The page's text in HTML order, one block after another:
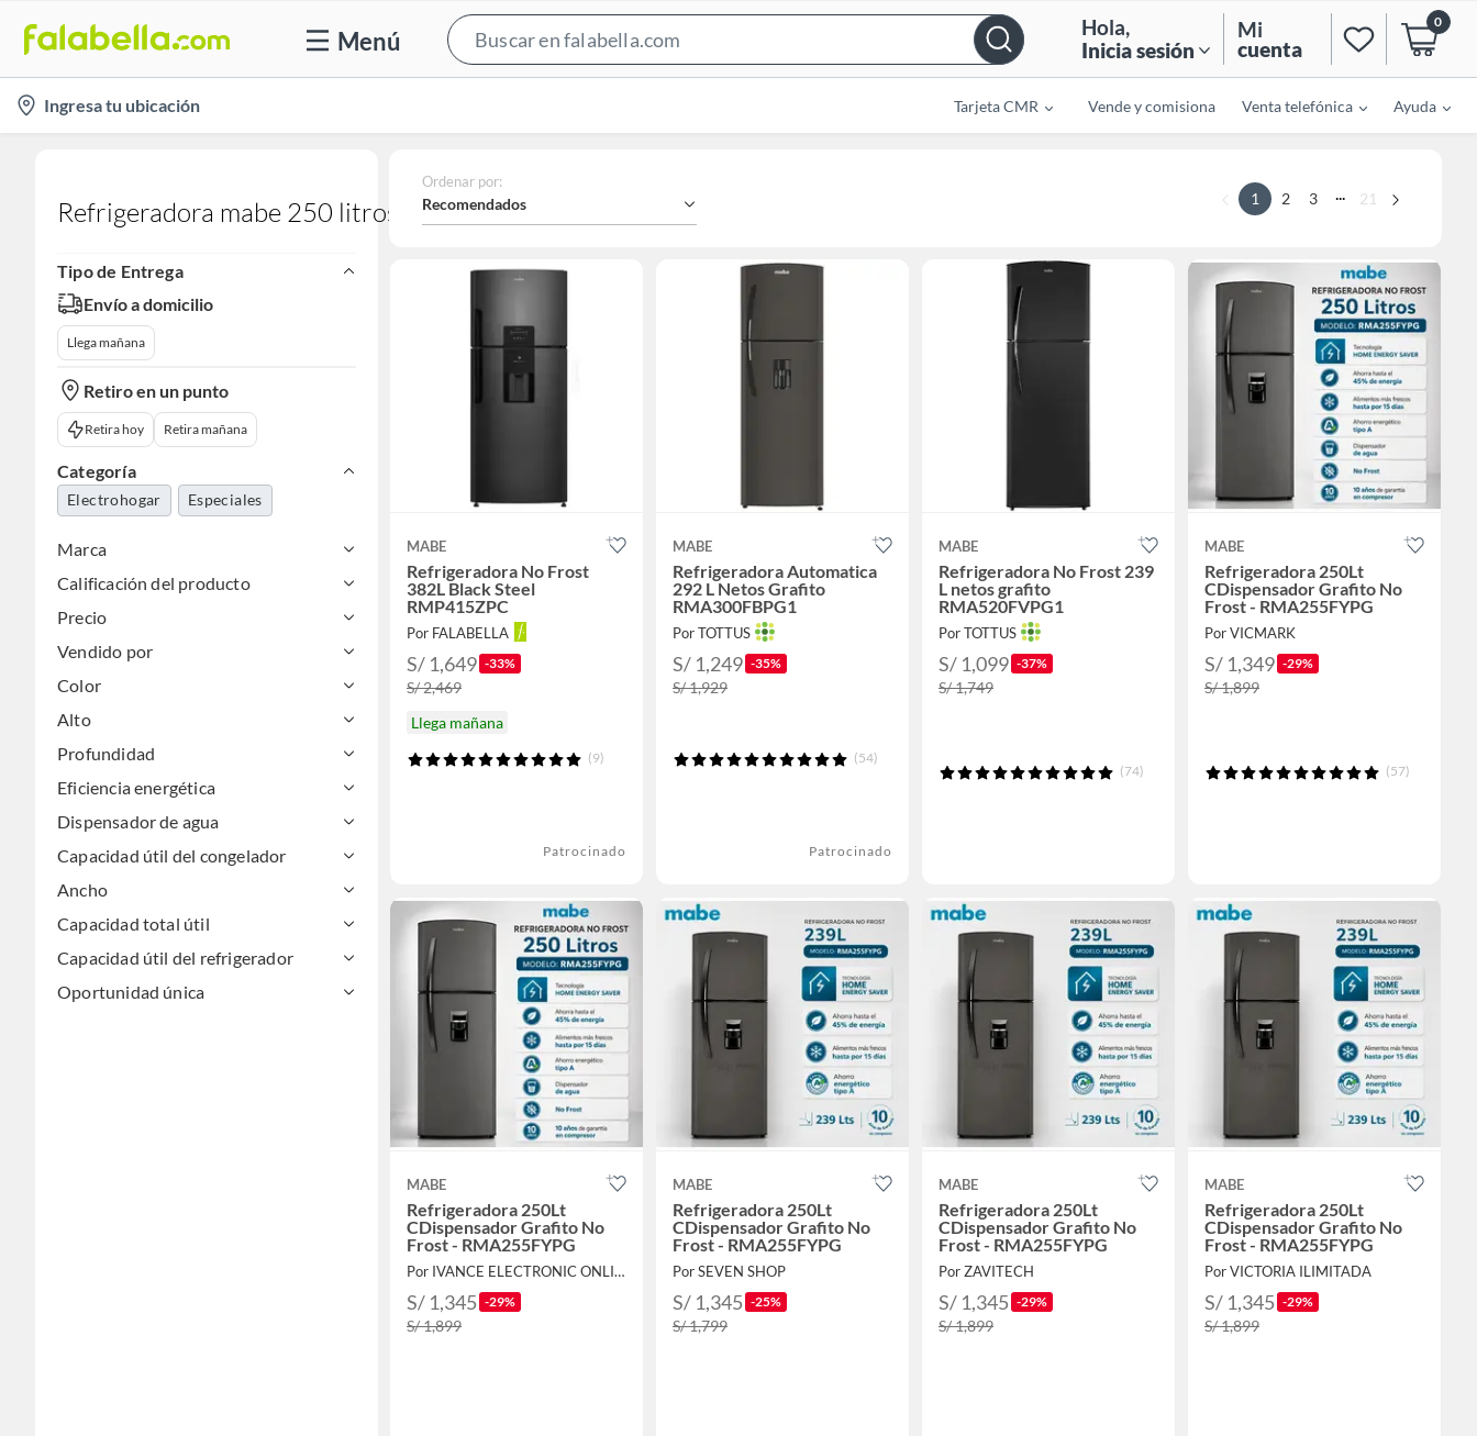
Menú
Bar
Hola,
Inicia sesión
Mi
cuenta
0
location-
icon
Ingresa tu ubicación Tarjeta CMR Vende y comisiona Venta telefónica Ayuda
Refrigeradora mabe 250 litros
Tipo de Entrega
Envío a domicilio
Llega mañana
Retiro en un punto
Retira hoy Retira mañana
Categoría
Electrohogar Especiales
Marca
Calificación del producto
Precio
Vendido por
Color
Alto
Profundidad
Eficiencia energética
Dispensador de agua
Capacidad útil del congelador
Ancho
Capacidad total útil
Capacidad útil del refrigerador
Oportunidad única
Ordenar por:
Recomendados 1 2 3 ... 21
MABE
Refrigeradora No Frost
382L Black Steel
RMP415ZPC
Por FALABELLA
S/ 1,649 -33%
S/ 2,469
Llega mañana
(9)
Patrocinado
MABE
Refrigeradora Automatica
292 L Netos Grafito
RMA300FBPG1
Por TOTTUS
S/ 1,249 -35%
S/ 1,929
(54)
Patrocinado
MABE
Refrigeradora No Frost 239
L netos grafito
RMA520FVPG1
Por TOTTUS
S/ 1,099 -37%
S/ 1,749
(74)
MABE
Refrigeradora 250Lt
CDispensador Grafito No
Frost - RMA255FYPG
Por VICMARK
S/ 1,349 -29%
S/ 1,899
(57)
MABE
Refrigeradora 250Lt
CDispensador Grafito No
Frost - RMA255FYPG
Por IVANCE ELECTRONIC ONLINE
S/ 1,345 -29%
S/ 1,899
MABE
Refrigeradora 250Lt
CDispensador Grafito No
Frost - RMA255FYPG
Por SEVEN SHOP
S/ 1,345 -25%
S/ 1,799
MABE
Refrigeradora 250Lt
CDispensador Grafito No
Frost - RMA255FYPG
Por ZAVITECH
S/ 1,345 -29%
S/ 1,899
MABE
Refrigeradora 250Lt
CDispensador Grafito No
Frost - RMA255FYPG
Por VICTORIA ILIMITADA
S/ 1,345 -29%
S/ 1,899